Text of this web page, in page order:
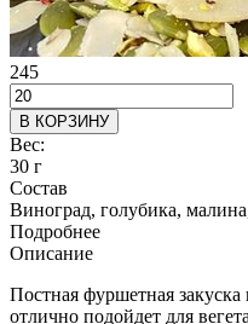
245
В КОРЗИНУ
Вес:
30 г
Состав
Виноград, голубика,
Подробнее
Описание
Постная фуршетная
отлично подойдет для